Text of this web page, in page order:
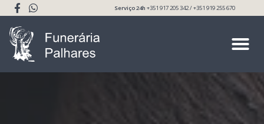
Serviço 24h+351 917 205 342 / +351 919 255 670